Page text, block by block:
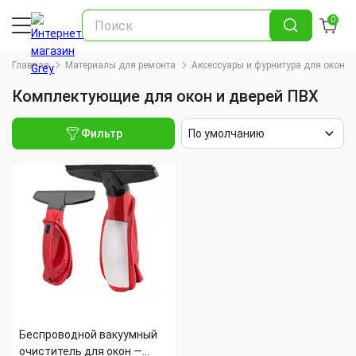
0
Главная Материалы для ремонта Аксессуары и фурнитура для окон и
Комплектующие для окон и дверей ПВХ
Фильтр По умолчанию
Беспроводной вакуумный
очиститель для окон ―